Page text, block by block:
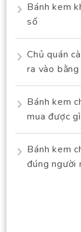
Bánh kem
số
Chủ quán
ra vào
Bánh kem
mua được gì
Bánh kem
đúng người